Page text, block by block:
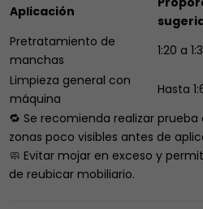
Aplicación
Pretratamiento de
manchas
1:20 a
Limpieza general con
máquina
Hasta
🔁 Se recomienda realizar
zonas poco visibles antes de
🧼 Evitar mojar en exceso y
de reubicar mobiliario.